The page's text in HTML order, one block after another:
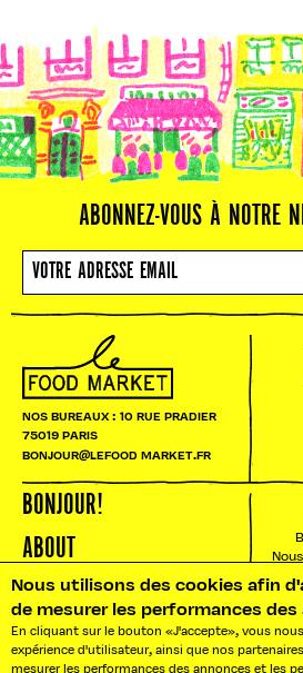
ABONNEZ-VOUS À NOTRE
NOS BUREAUX : 10 RUE PRADIER
75019 PARIS
BONJOUR@LEFOOD MARKET.FR
BONJOUR!
ABOUT
ACTUALITÉS
STREET STORIES
Nous utilisons des cookies afin
de mesurer les performances des
En cliquant sur le bouton «J'accepte», vous
expérience d'utilisateur, ainsi que nos